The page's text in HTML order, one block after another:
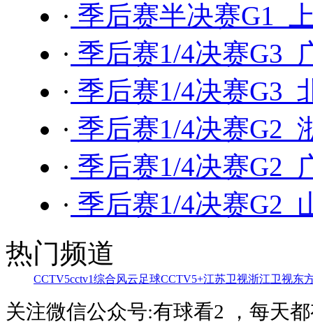
· 季后赛半决赛G1
· 季后赛1/4决赛G3
· 季后赛1/4决赛G3
· 季后赛1/4决赛G2
· 季后赛1/4决赛G2
· 季后赛1/4决赛G2
热门频道
CCTV5cctv1综合风云足球CCTV5+江苏卫视浙江卫视东
关注微信公众号:有球看2 ，每天